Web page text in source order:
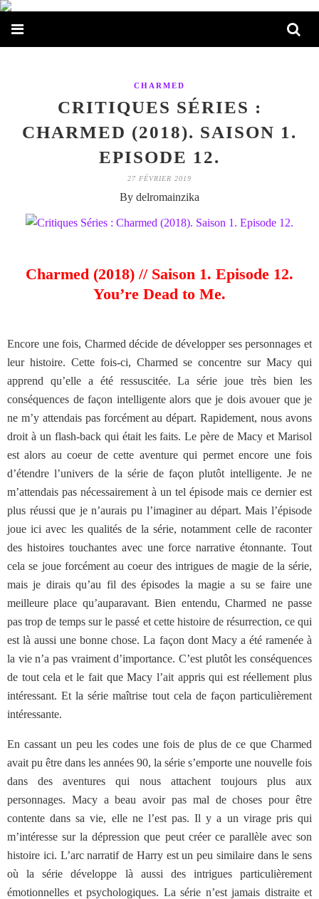
CHARMED
CRITIQUES SÉRIES :
CHARMED (2018). SAISON 1.
EPISODE 12.
27 FÉVRIER 2019
By delromainzika
Charmed (2018) // Saison 1. Episode 12.
You’re Dead to Me.
Encore une fois, Charmed décide de développer ses personnages et
leur histoire. Cette fois-ci, Charmed se concentre sur Macy qui
apprend qu’elle a été ressuscitée. La série joue très bien les
conséquences de façon intelligente alors que je dois avouer que je
ne m’y attendais pas forcément au départ. Rapidement, nous avons
droit à un flash-back qui était les faits. Le père de Macy et Marisol
est alors au coeur de cette aventure qui permet encore une fois
d’étendre l’univers de la série de façon plutôt intelligente. Je ne
m’attendais pas nécessairement à un tel épisode mais ce dernier est
plus réussi que je n’aurais pu l’imaginer au départ. Mais l’épisode
joue ici avec les qualités de la série, notamment celle de raconter
des histoires touchantes avec une force narrative étonnante. Tout
cela se joue forcément au coeur des intrigues de magie de la série,
mais je dirais qu’au fil des épisodes la magie a su se faire une
meilleure place qu’auparavant. Bien entendu, Charmed ne passe
pas trop de temps sur le passé et cette histoire de résurrection, ce qui
est là aussi une bonne chose. La façon dont Macy a été ramenée à
la vie n’a pas vraiment d’importance. C’est plutôt les conséquences
de tout cela et le fait que Macy l’ait appris qui est réellement plus
intéressant. Et la série maîtrise tout cela de façon particulièrement
intéressante.
En cassant un peu les codes une fois de plus de ce que Charmed
avait pu être dans les années 90, la série s’emporte une nouvelle fois
dans des aventures qui nous attachent toujours plus aux
personnages. Macy a beau avoir pas mal de choses pour être
contente dans sa vie, elle ne l’est pas. Il y a un virage pris qui
m’intéresse sur la dépression que peut créer ce parallèle avec son
histoire ici. L’arc narratif de Harry est un peu similaire dans le sens
où la série développe là aussi des intrigues particulièrement
émotionnelles et psychologiques. La série n’est jamais distraite et